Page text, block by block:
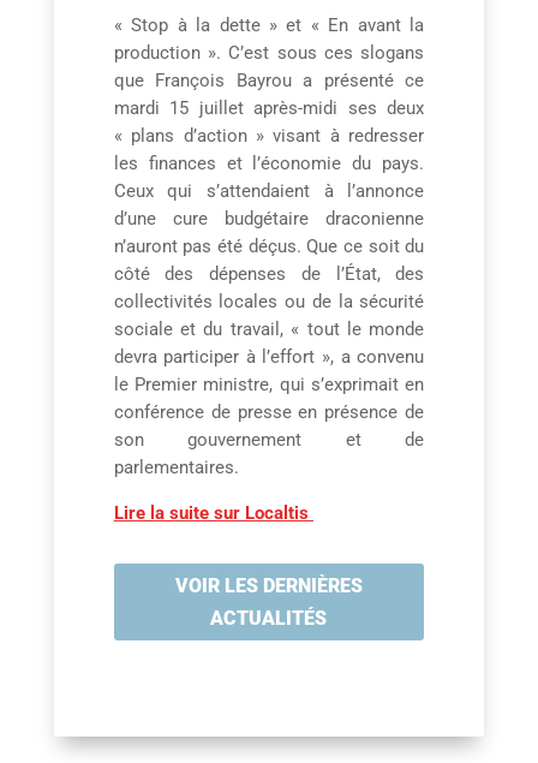
« Stop à la dette » et « En avant la
production ». C’est sous ces slogans
que François Bayrou a présenté ce
mardi 15 juillet après-midi ses deux
« plans d’action » visant à redresser
les finances et l’économie du pays.
Ceux qui s’attendaient à l’annonce
d’une cure budgétaire draconienne
n’auront pas été déçus. Que ce soit du
côté des dépenses de l’État, des
collectivités locales ou de la sécurité
sociale et du travail, « tout le monde
devra participer à l’effort », a convenu
le Premier ministre, qui s’exprimait en
conférence de presse en présence de
son gouvernement et de
parlementaires.
Lire la suite sur Localtis
VOIR LES DERNIÈRES
ACTUALITÉS